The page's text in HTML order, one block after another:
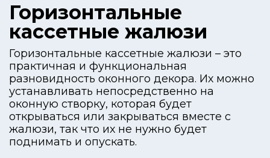
Горизонтальные
кассетные жалюзи
Горизонтальные кассетные жалюзи – это
практичная и функциональная
разновидность оконного декора. Их можно
устанавливать непосредственно на
оконную створку, которая будет
открываться или закрываться вместе с
жалюзи, так что их не нужно будет
поднимать и опускать.